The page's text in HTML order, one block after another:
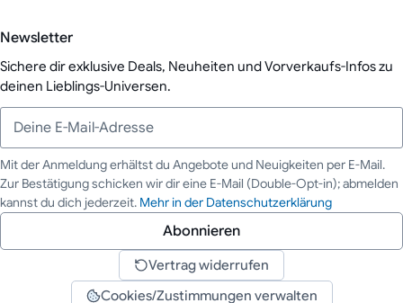
Newsletter
Sichere dir exklusive Deals, Neuheiten und Vorverkaufs-Infos zu
deinen Lieblings-Universen.
Deine E-Mail-Adresse
Mit der Anmeldung erhältst du Angebote und Neuigkeiten per E-Mail.
Zur Bestätigung schicken wir dir eine E-Mail (Double-Opt-in); abmelden
kannst du dich jederzeit. Mehr in der Datenschutzerklärung
Abonnieren
Vertrag widerrufen
Cookies/Zustimmungen verwalten